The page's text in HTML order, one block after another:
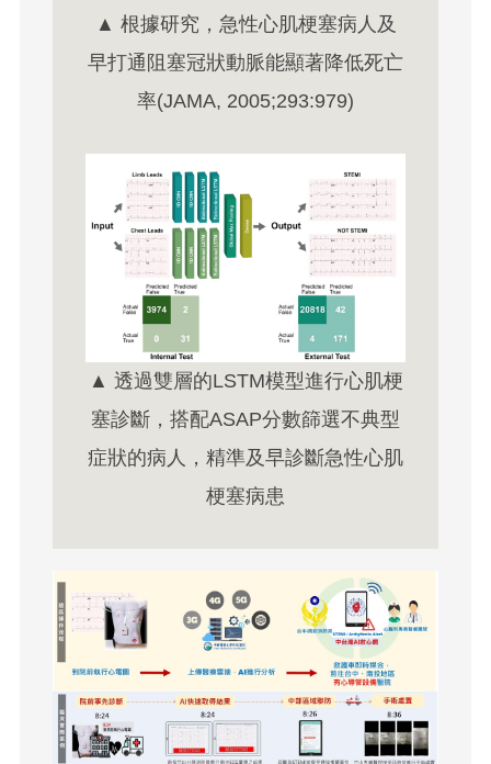
▲ 根據研究，急性心肌梗塞病人及
早打通阻塞冠狀動脈能顯著降低死亡
率(JAMA, 2005;293:979)
▲ 透過雙層的LSTM模型進行心肌梗
塞診斷，搭配ASAP分數篩選不典型
症狀的病人，精準及早診斷急性心肌
梗塞病患